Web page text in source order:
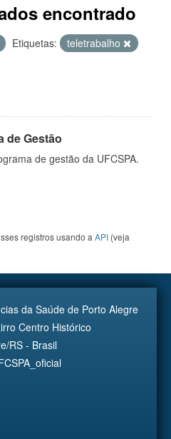
encontrado
Etiquetas:
teletrabalho
de Gestão
de gestão da UFCSPA.
registros usando a API (veja
da Saúde de Porto Alegre
Centro Histórico
RS - Brasil